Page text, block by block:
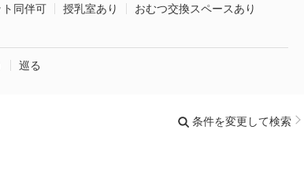
ト同伴可 授乳室あり
おむつ交換スペースあり
巡る
条件を変更して検索